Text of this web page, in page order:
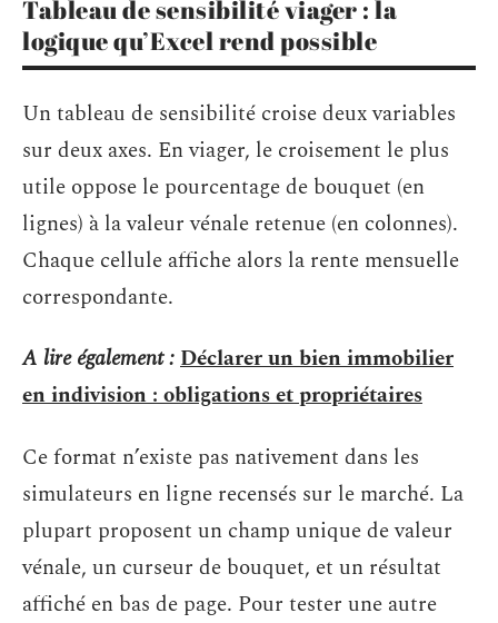
Tableau de sensibilité viager : la
logique qu’Excel rend possible
Un tableau de sensibilité croise deux variables
sur deux axes. En viager, le croisement le plus
utile oppose le pourcentage de bouquet (en
lignes) à la valeur vénale retenue (en colonnes).
Chaque cellule affiche alors la rente mensuelle
correspondante.
A lire également :Déclarer un bien immobilier
en indivision : obligations et propriétaires
Ce format n’existe pas nativement dans les
simulateurs en ligne recensés sur le marché. La
plupart proposent un champ unique de valeur
vénale, un curseur de bouquet, et un résultat
affiché en bas de page. Pour tester une autre